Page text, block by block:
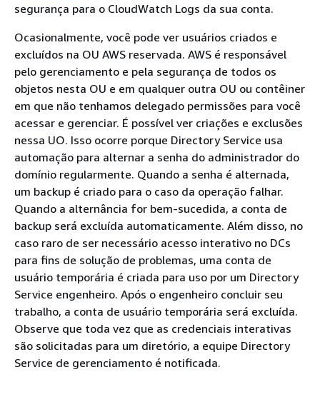
segurança para o CloudWatch Logs da sua conta.
Ocasionalmente, você pode ver usuários criados e
excluídos na OU AWS reservada. AWS é responsável
pelo gerenciamento e pela segurança de todos os
objetos nesta OU e em qualquer outra OU ou contêiner
em que não tenhamos delegado permissões para você
acessar e gerenciar. É possível ver criações e exclusões
nessa UO. Isso ocorre porque Directory Service usa
automação para alternar a senha do administrador do
domínio regularmente. Quando a senha é alternada,
um backup é criado para o caso da operação falhar.
Quando a alternância for bem-sucedida, a conta de
backup será excluída automaticamente. Além disso, no
caso raro de ser necessário acesso interativo no DCs
para fins de solução de problemas, uma conta de
usuário temporária é criada para uso por um Directory
Service engenheiro. Após o engenheiro concluir seu
trabalho, a conta de usuário temporária será excluída.
Observe que toda vez que as credenciais interativas
são solicitadas para um diretório, a equipe Directory
Service de gerenciamento é notificada.